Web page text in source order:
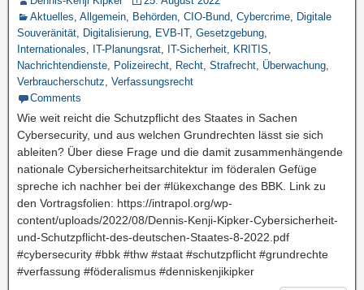
Aktuelles, Allgemein, Behörden, CIO-Bund, Cybercrime, Digitale
Souveränität, Digitalisierung, EVB-IT, Gesetzgebung,
Internationales, IT-Planungsrat, IT-Sicherheit, KRITIS,
Nachrichtendienste, Polizeirecht, Recht, Strafrecht, Überwachung,
Verbraucherschutz, Verfassungsrecht
Comments
Wie weit reicht die Schutzpflicht des Staates in Sachen
Cybersecurity, und aus welchen Grundrechten lässt sie sich
ableiten? Über diese Frage und die damit zusammenhängende
nationale Cybersicherheitsarchitektur im föderalen Gefüge
spreche ich nachher bei der #lükexchange des BBK. Link zu
den Vortragsfolien: https://intrapol.org/wp-
content/uploads/2022/08/Dennis-Kenji-Kipker-Cybersicherheit-
und-Schutzpflicht-des-deutschen-Staates-8-2022.pdf
#cybersecurity #bbk #thw #staat #schutzpflicht #grundrechte
#verfassung #föderalismus #denniskenjikipker